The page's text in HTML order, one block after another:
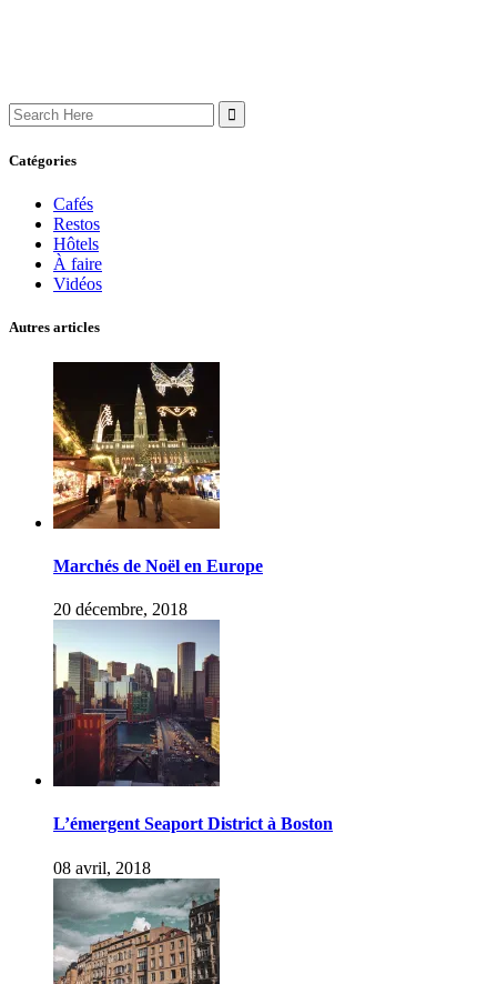
Search
for:
Catégories
Cafés
Restos
Hôtels
À faire
Vidéos
Autres articles
Marchés de Noël en Europe
20 décembre, 2018
L’émergent Seaport District à Boston
08 avril, 2018